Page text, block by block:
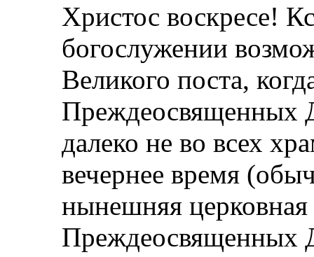
Христос воскресе!
богослужении
Великого поста,
Преждеосвященных
далеко не во всех
вечернее время
нынешняя церковная
Преждеосвященных